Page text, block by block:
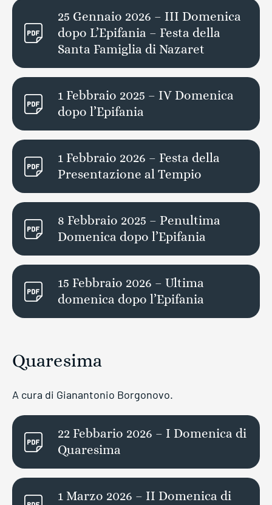
25 Gennaio 2026 – III Domenica
dopo L’Epifania – Festa della
Santa Famiglia di Nazaret
1 Febbraio 2025 – IV Domenica
dopo l’Epifania
1 Febbraio 2026 – Festa della
Presentazione al Tempio
8 Febbraio 2025 – Penultima
Domenica dopo l’Epifania
15 Febbraio 2026 – Ultima
domenica dopo l’Epifania
Quaresima
A cura di Gianantonio Borgonovo.
22 Febbario 2026 – I Domenica di
Quaresima
1 Marzo 2026 – II Domenica di